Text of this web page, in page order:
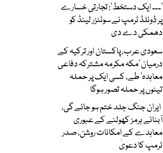
’۔۔۔ ایک دستخط‘: تجارتی خسارے
پر ڈونلڈ ٹرمپ نے سوئٹزر لینڈ کو
دھمکی دے دی
سعودی عرب، پاکستان اور ترکیہ کے
درمیان ’مکہ مکرمہ مشترکہ دفاعی
معاہدہ‘ طے، کسی ایک پر حملہ
تینوں پر حملہ تصور ہوگا
ایران جنگ جلد ختم ہو جائے گی،
آبنائے ہرمز کھولنے کے عبوری
معاہدے کے امکانات روشن، صدر
ٹرمپ کا دعویٰ